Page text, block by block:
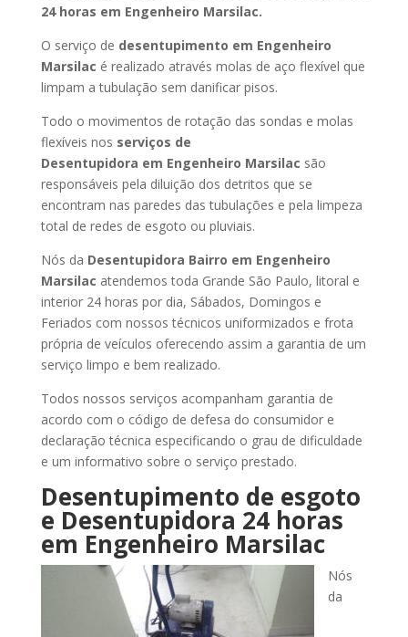
24 horas em Engenheiro Marsilac.
O serviço de desentupimento em Engenheiro
Marsilac é realizado através molas de aço flexível que
limpam a tubulação sem danificar pisos.
Todo o movimentos de rotação das sondas e molas
flexíveis nos serviços de
Desentupidora em Engenheiro Marsilac são
responsáveis pela diluição dos detritos que se
encontram nas paredes das tubulações e pela limpeza
total de redes de esgoto ou pluviais.
Nós da Desentupidora Bairro em Engenheiro
Marsilac atendemos toda Grande São Paulo, litoral e
interior 24 horas por dia, Sábados, Domingos e
Feriados com nossos técnicos uniformizados e frota
própria de veículos oferecendo assim a garantia de um
serviço limpo e bem realizado.
Todos nossos serviços acompanham garantia de
acordo com o código de defesa do consumidor e
declaração técnica especificando o grau de dificuldade
e um informativo sobre o serviço prestado.
Desentupimento de esgoto
e Desentupidora 24 horas
em Engenheiro Marsilac
Nós
da